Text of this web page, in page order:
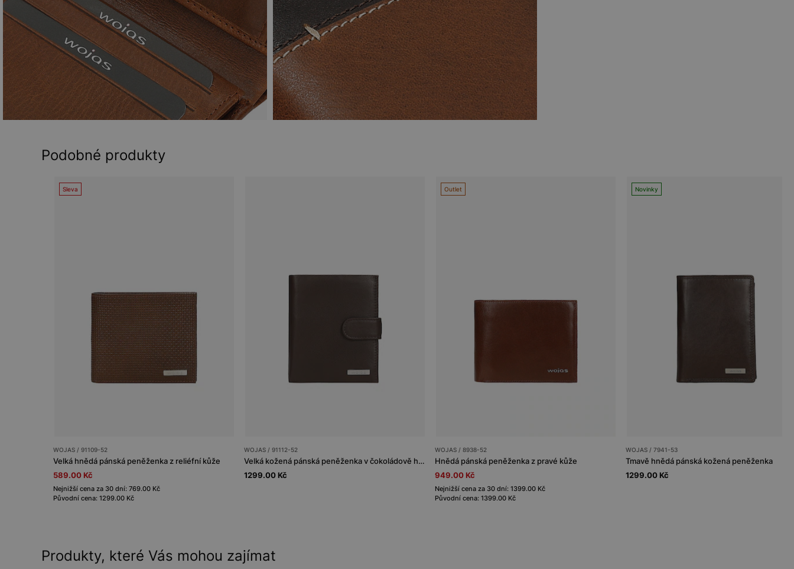
Podobné produkty
Sleva
WOJAS / 91109-52
Velká hnědá pánská peněženka z reliéfní kůže
589.00 Kč
Nejnižší cena za 30 dní: 769.00 Kč
Původní cena: 1299.00 Kč
WOJAS / 91112-52
Velká kožená pánská peněženka v čokoládově hnědé barvě
1299.00 Kč
Outlet
WOJAS / 8938-52
Hnědá pánská peněženka z pravé kůže
949.00 Kč
Nejnižší cena za 30 dní: 1399.00 Kč
Původní cena: 1399.00 Kč
Novinky
WOJAS / 7941-53
Tmavě hnědá pánská kožená peněženka
1299.00 Kč
Produkty, které Vás mohou zajímat